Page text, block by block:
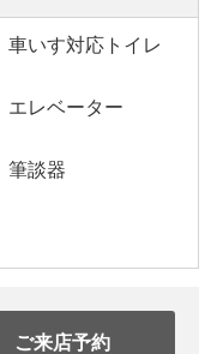
車いす対応トイレ
エレベーター
筆談器
ご来店予約